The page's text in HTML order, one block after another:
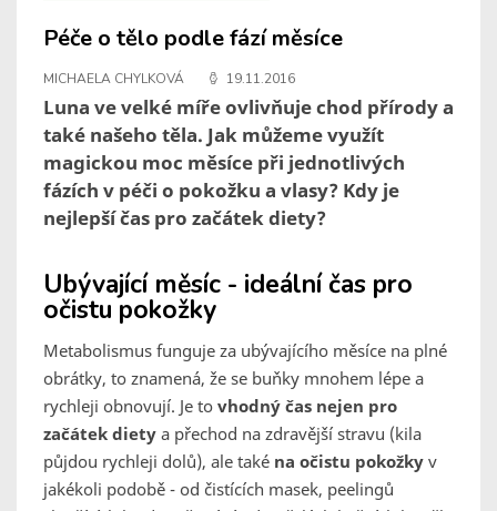
Péče o tělo podle fází měsíce
MICHAELA CHYLKOVÁ 19.11.2016
Luna ve velké míře ovlivňuje chod přírody a
také našeho těla. Jak můžeme využít
magickou moc měsíce při jednotlivých
fázích v péči o pokožku a vlasy? Kdy je
nejlepší čas pro začátek diety?
Ubývající měsíc - ideální čas pro
očistu pokožky
Metabolismus funguje za ubývajícího měsíce na plné
obrátky, to znamená, že se buňky mnohem lépe a
rychleji obnovují. Je to vhodný čas nejen pro
začátek diety a přechod na zdravější stravu (kila
půjdou rychleji dolů), ale také na očistu pokožky v
jakékoli podobě - od čistících masek, peelingů